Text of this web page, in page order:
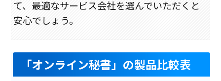
て、最適なサービス会社を選んでいただくと
安心でしょう。
「オンライン秘書」の製品比較表